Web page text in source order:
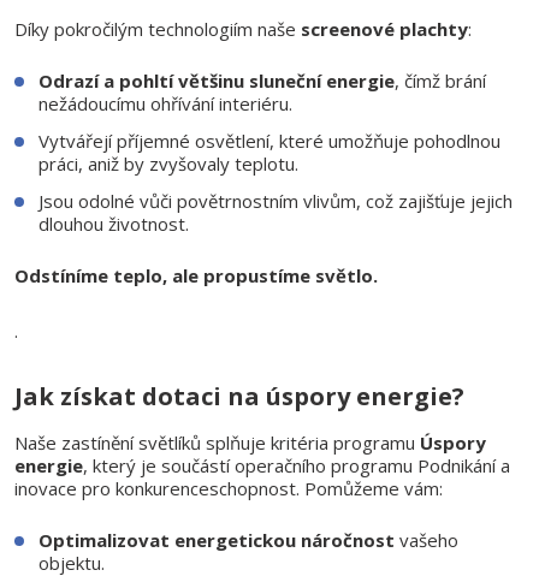
Díky pokročilým technologiím naše screenové plachty:
Odrazí a pohltí většinu sluneční energie, čímž brání
nežádoucímu ohřívání interiéru.
Vytvářejí příjemné osvětlení, které umožňuje pohodlnou
práci, aniž by zvyšovaly teplotu.
Jsou odolné vůči povětrnostním vlivům, což zajišťuje jejich
dlouhou životnost.
Odstíníme teplo, ale propustíme světlo.
.
Jak získat dotaci na úspory energie?
Naše zastínění světlíků splňuje kritéria programu Úspory
energie, který je součástí operačního programu Podnikání a
inovace pro konkurenceschopnost. Pomůžeme vám:
Optimalizovat energetickou náročnost vašeho
objektu.